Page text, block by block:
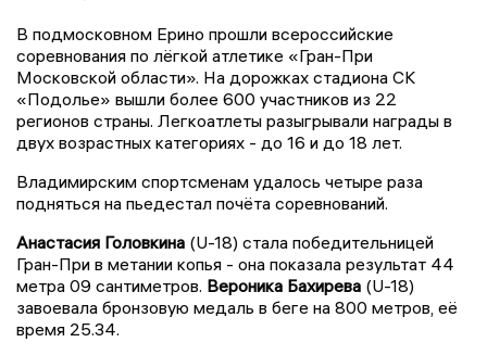
В подмосковном Ерино прошли всероссийские
соревнования по лёгкой атлетике «Гран-При
Московской области». На дорожках стадиона СК
«Подолье» вышли более 600 участников из 22
регионов страны. Легкоатлеты разыгрывали награды в
двух возрастных категориях - до 16 и до 18 лет.
Владимирским спортсменам удалось четыре раза
подняться на пьедестал почёта соревнований.
Анастасия Головкина (U-18) стала победительницей
Гран-При в метании копья - она показала результат 44
метра 09 сантиметров. Вероника Бахирева (U-18)
завоевала бронзовую медаль в беге на 800 метров, её
время 25.34.